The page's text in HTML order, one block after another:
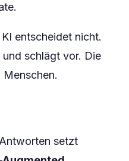
entscheidet nicht.
schlägt vor. Die
setzt